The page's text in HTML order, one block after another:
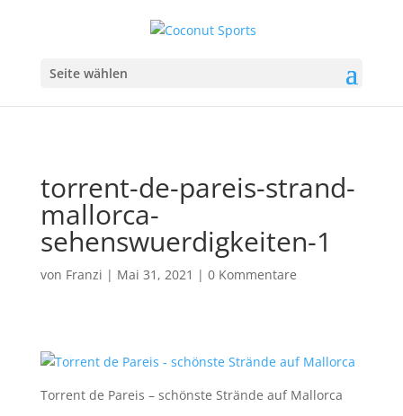
Seite wählen
torrent-de-pareis-strand-
mallorca-
sehenswuerdigkeiten-1
von Franzi | Mai 31, 2021 | 0 Kommentare
Torrent de Pareis – schönste Strände auf Mallorca